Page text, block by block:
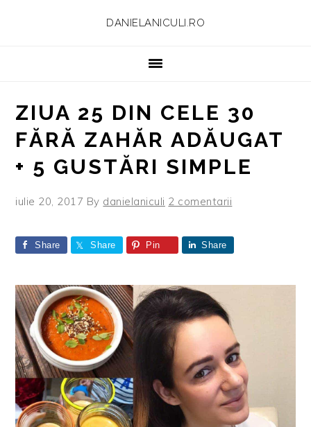
DANIELANICULI.RO
ZIUA 25 DIN CELE 30
FĂRĂ ZAHĂR ADĂUGAT
+ 5 GUSTĂRI SIMPLE
iulie 20, 2017 By danielaniculi 2 comentarii
Share Share Pin Share